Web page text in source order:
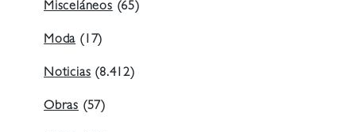
Misceláneos(65)
Moda(17)
Noticias(8.412)
Obras (57)